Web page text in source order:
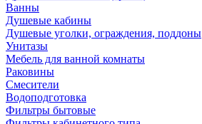
Ванны
Душевые кабины
Душевые уголки, ограждения, поддоны
Унитазы
Мебель для ванной комнаты
Раковины
Смесители
Водоподготовка
Фильтры бытовые